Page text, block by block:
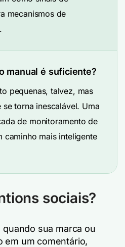
mecanismos de
manual é suficiente?
pequenas, talvez, mas
se torna inescalável. Uma
de monitoramento de
caminho mais inteligente
sociais?
quando sua marca ou
em um comentário,